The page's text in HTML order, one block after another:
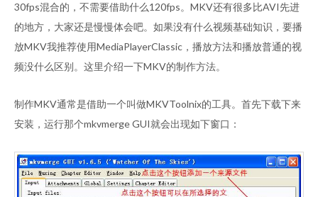
30fps混合的，不需要借助什么120fps。MKV还有很多比AVI先进
的地方，大家还是慢慢体会吧。如果没有什么视频基础知识，要播
放MKV我推荐使用MediaPlayerClassic，播放方法和播放普通的视
频没什么区别。这里介绍一下MKV的制作方法。
制作MKV通常是借助一个叫做MKVToolnix的工具。首先下载下来
安装，运行那个mkvmerge GUI就会出现如下窗口：